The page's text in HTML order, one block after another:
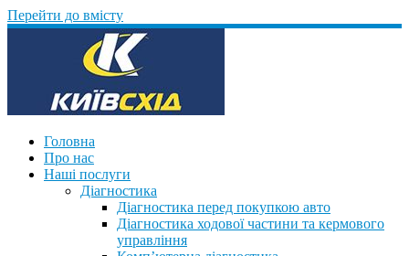
Перейти до вмісту
Головна
Про нас
Наші послуги
Діагностика
Діагностика перед покупкою авто
Діагностика ходової частини та кермового
управління